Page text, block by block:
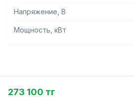
Напряжение, В
Мощность, кВт
273 100 тг